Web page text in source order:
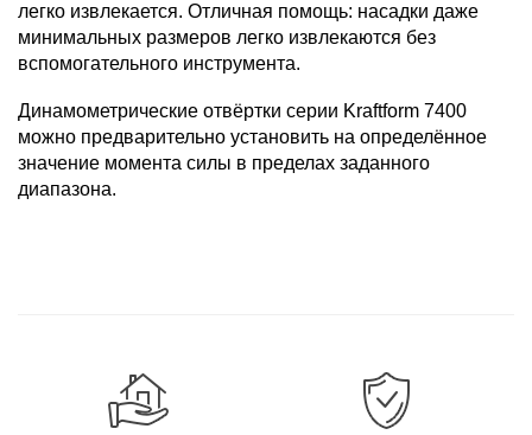
легко извлекается. Отличная помощь: насадки даже
минимальных размеров легко извлекаются без
вспомогательного инструмента.
Динамометрические отвёртки серии Kraftform 7400
можно предварительно установить на определённое
значение момента силы в пределах заданного
диапазона.